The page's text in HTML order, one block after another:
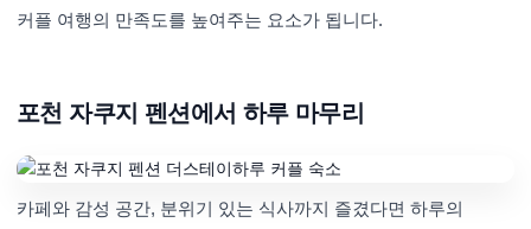
커플 여행의 만족도를 높여주는 요소가 됩니다.
포천 자쿠지 펜션에서 하루 마무리
카페와 감성 공간, 분위기 있는 식사까지 즐겼다면 하루의